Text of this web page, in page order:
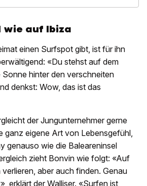
wie auf Ibiza
einen Surfspot gibt, ist für ihn
«Du stehst auf dem
Sonne hinter den verschneiten
denkst: Wow, das ist das
der Jungunternehmer gerne
ganz eigene Art von Lebensgefühl,
genauso wie die Baleareninsel
zieht Bonvin wie folgt: «Auf
aber auch finden. Genau
erklärt der Walliser. «Surfen ist